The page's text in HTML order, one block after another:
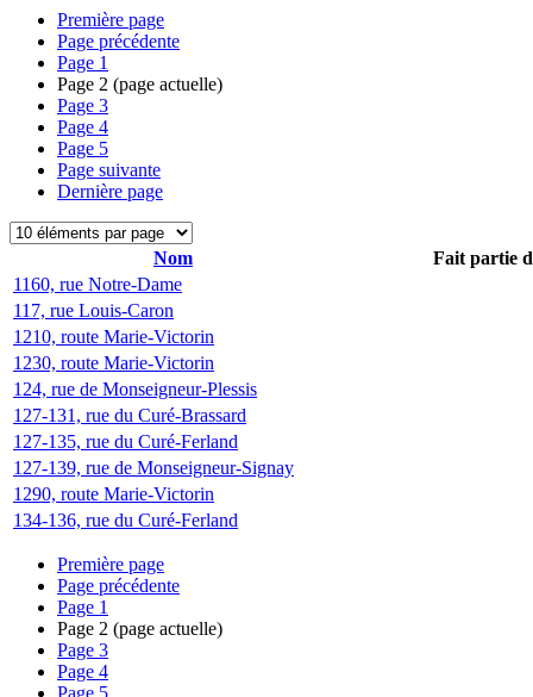
Première page
Page précédente
Page 1
Page 2 (page actuelle)
Page 3
Page 4
Page 5
Page suivante
Dernière page
Nom
Fait partie
1160, rue Notre-Dame
117, rue Louis-Caron
1210, route Marie-Victorin
1230, route Marie-Victorin
124, rue de Monseigneur-Plessis
127-131, rue du Curé-Brassard
127-135, rue du Curé-Ferland
127-139, rue de Monseigneur-Signay
1290, route Marie-Victorin
134-136, rue du Curé-Ferland
Première page
Page précédente
Page 1
Page 2 (page actuelle)
Page 3
Page 4
Page 5